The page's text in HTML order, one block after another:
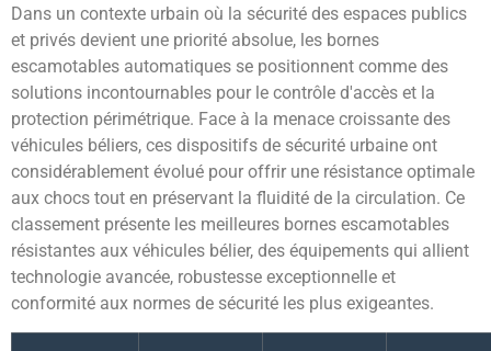
Dans un contexte urbain où la sécurité des espaces publics
et privés devient une priorité absolue, les bornes
escamotables automatiques se positionnent comme des
solutions incontournables pour le contrôle d'accès et la
protection périmétrique. Face à la menace croissante des
véhicules béliers, ces dispositifs de sécurité urbaine ont
considérablement évolué pour offrir une résistance optimale
aux chocs tout en préservant la fluidité de la circulation. Ce
classement présente les meilleures bornes escamotables
résistantes aux véhicules bélier, des équipements qui allient
technologie avancée, robustesse exceptionnelle et
conformité aux normes de sécurité les plus exigeantes.